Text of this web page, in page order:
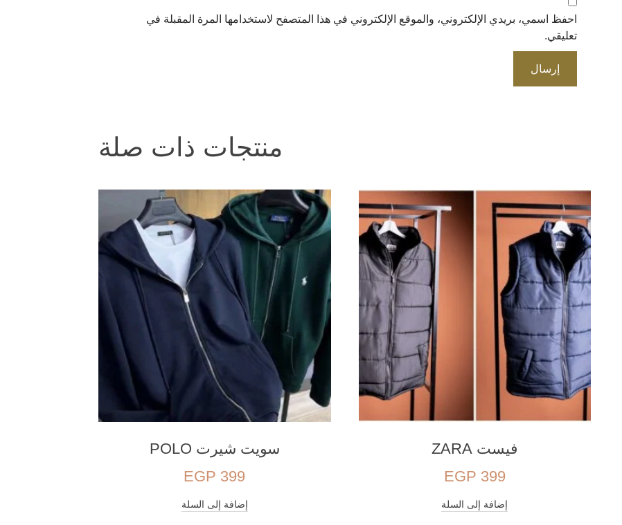
احفظ اسمي، بريدي الإلكتروني، والموقع الإلكتروني في هذا المتصفح لاستخدامها المرة المقبلة في
تعليقي.
منتجات ذات صلة
فيست ZARA
EGP 399
إضافة إلى السلة
سويت شيرت POLO
EGP 399
إضافة إلى السلة